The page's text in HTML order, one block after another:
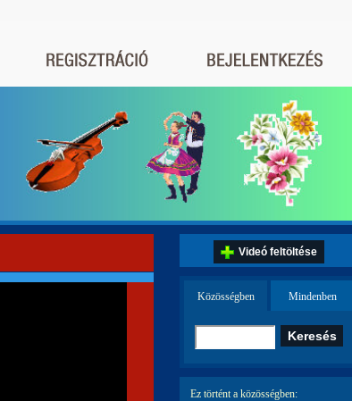
Videó feltöltése
Közösségben Mindenben
Ez történt a közösségben: